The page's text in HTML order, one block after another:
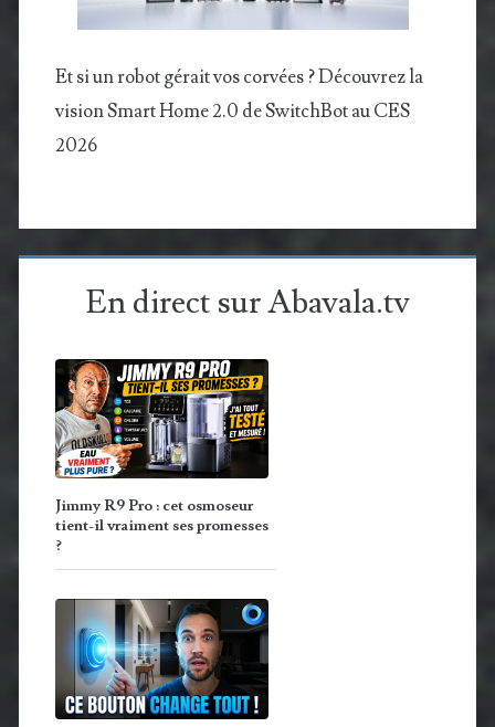
Et si un robot gérait vos corvées ? Découvrez la
vision Smart Home 2.0 de SwitchBot au CES
2026
En direct sur Abavala.tv
Jimmy R9 Pro : cet osmoseur
tient-il vraiment ses promesses
?